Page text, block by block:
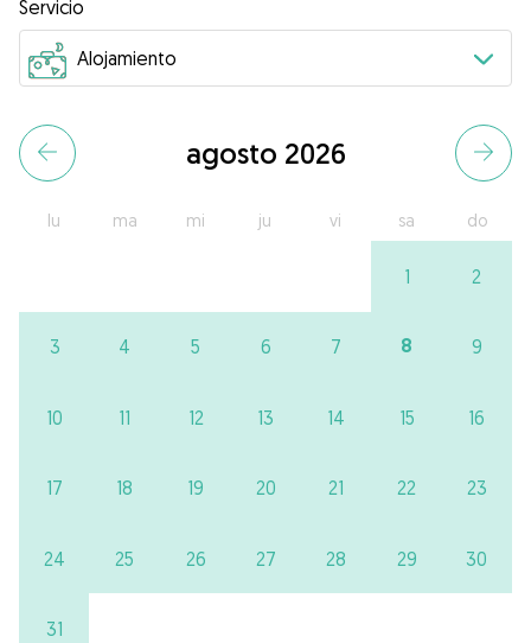
Servicio
agosto 2026
lu ma mi ju vi sa do
1 2
3 4 5 6 7 8 9
10 11 12 13 14 15 16
17 18 19 20 21 22 23
24 25 26 27 28 29 30
31